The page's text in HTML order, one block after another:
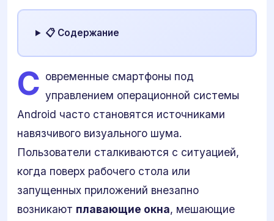
📋 Содержание
С овременные смартфоны под
управлением операционной системы
Android часто становятся источниками
навязчивого визуального шума.
Пользователи сталкиваются с ситуацией,
когда поверх рабочего стола или
запущенных приложений внезапно
возникают плавающие окна, мешающие